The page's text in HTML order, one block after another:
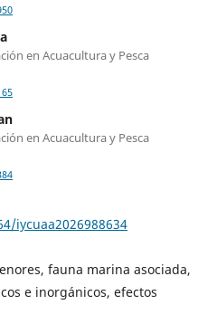
en Acuacultura y Pesca
en Acuacultura y Pesca
iycuaa2026988634
fauna marina asociada,
e inorgánicos, efectos